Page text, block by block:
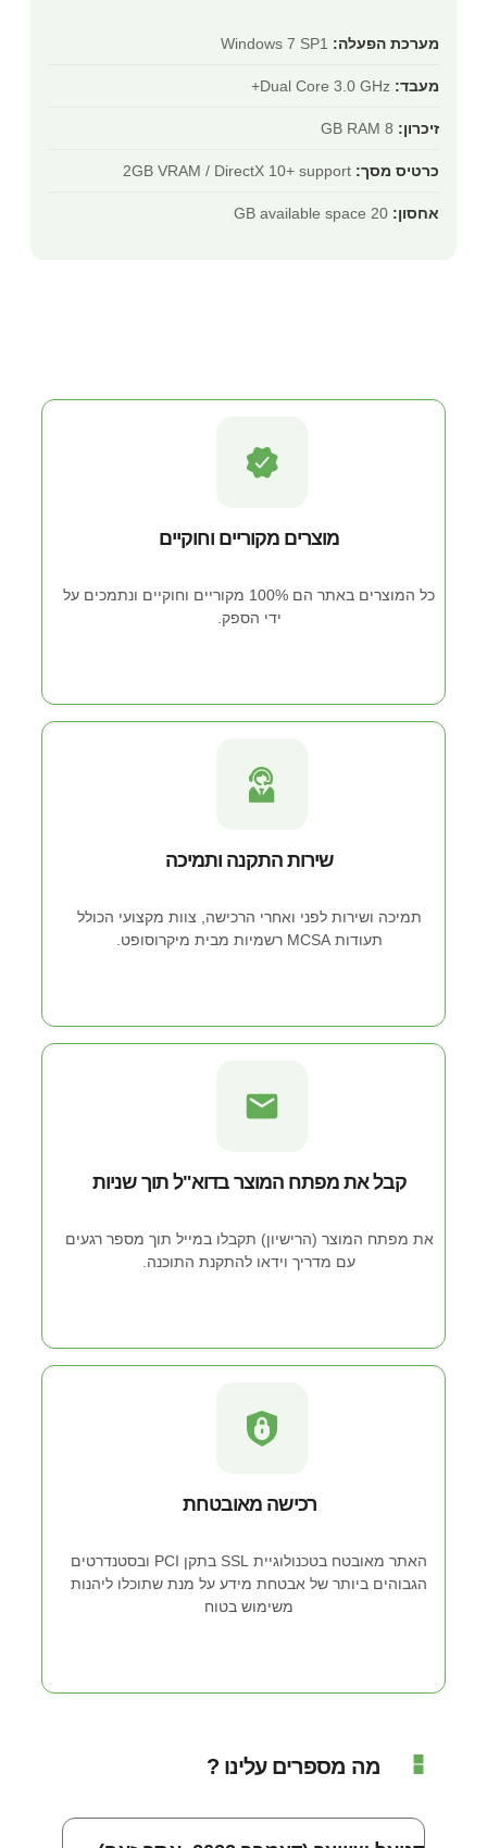
מערכת הפעלה:
מעבד:
זיכרון:
כרטיס מסך:
אחסון:
מוצרים מקוריים וחוקיים
כל המוצרים באתר הם 100% מקוריים וחוקיים ונתמכים על
ידי הספק.
שירות התקנה ותמיכה
תמיכה ושירות לפני ואחרי הרכישה, צוות מקצועי הכולל
תעודות MCSA רשמיות מבית מיקרוסופט.
קבל את מפתח המוצר בדוא"ל תוך שניות
את מפתח המוצר (הרישיון) תקבלו במייל תוך מספר רגעים
עם מדריך וידאו להתקנת התוכנה.
רכישה מאובטחת
האתר מאובטח בטכנולוגיית SSL בתקן PCI ובסטנדרטים
הגבוהים ביותר של אבטחת מידע על מנת שתוכלו ליהנות
משימוש בטוח
מה מספרים עלינו ?